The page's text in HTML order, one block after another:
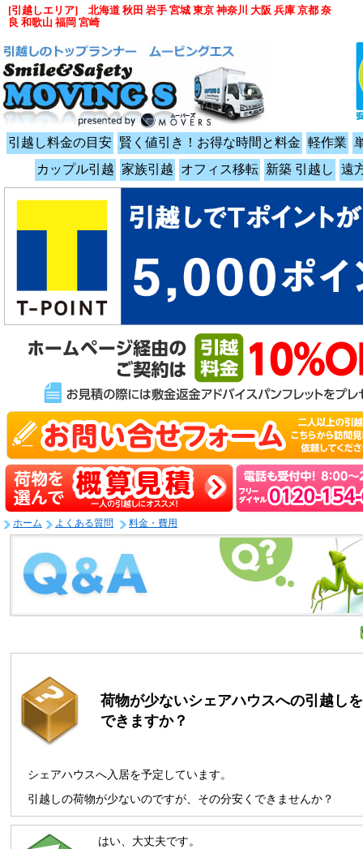
引越し料金の目安 賢く値引き！お得な時間と料金 軽作業
カップル引越 家族引越 オフィス移転 新築 引越し 遠
ホーム よくある質問 料金・費用
荷物が少ないシェアハウスへの引越し
できますか？
シェアハウスへ入居を予定しています。
引越しの荷物が少ないのですが、その分安くできませんか？
はい、大丈夫です。
[引越しエリア] 北海道 秋田 岩手 宮城 東京 神奈川 大阪 兵庫 京都 奈
良 和歌山 福岡 宮崎